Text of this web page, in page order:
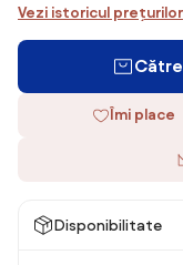
Vezi istoricul prețurilor
Către
Îmi place
Disponibilitate